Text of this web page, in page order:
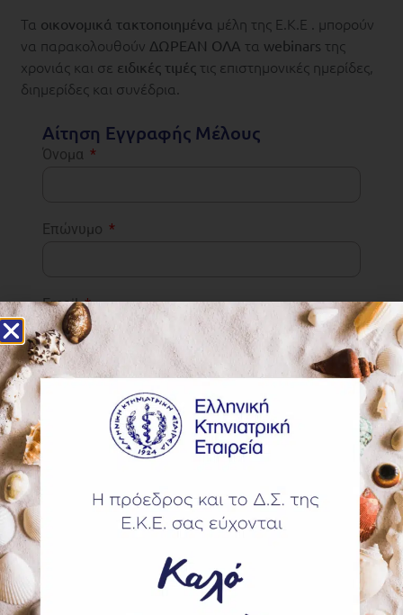
Τα οικονομικά τακτοποιημένα μέλη της Ε.Κ.Ε . μπορούν
να παρακολουθούν ΔΩΡΕΑΝ ΟΛΑ τα webinarsτης
χρονιάς και σε ειδικές τιμέςτις επιστημονικές ημερίδες,
διημερίδες και συνέδρια.
Αίτηση Εγγραφής Μέλους
Όνομα
Επώνυμο
Email
Τηλέφωνο
Διεύθυνση (Οδός & Αριθμός)